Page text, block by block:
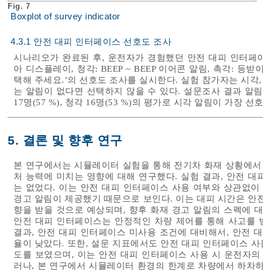
Fig. 7
Boxplot of survey indicator
4.3.1 안전 대피 인터페이스 선호도 조사
시나리오가 완료된 후, 운전자가 경험했던 안전 대피 인터
아 디스플레이, 청각: BEEP ~ BEEP 이어콘 알림, 촉각: 등
택해 주세요.’의 선호도 조사를 실시한다. 실험 참가자는 시
는 알림이 없다면 선택하지 않을 수 있다. 설문조사 결과 알
17명(57 %), 청각 16명(53 %)의 평가로 시각 알림이 가장 선
5. 결론 및 향후 연구
본 연구에서는 시뮬레이터 실험을 통해 전기차 화재 상황에
처 능력에 미치는 영향에 대해 연구했다. 실험 결과, 안전
는 없었다. 이는 안전 대피 인터페이스 사용 여부와 상관없
경고 알림이 제공했기 때문으로 보인다. 이는 대피 시간은
향을 받을 것으로 예상되며, 향후 화재 경고 알림의 스펙에
안전 대피 인터페이스는 안정적인 차량 제어를 통해 사고
결과, 안전 대피 인터페이스 미사용 조건에 대비해서, 안전
율이 낮았다. 또한, 설문 지표에서도 안전 대피 인터페이스
도를 보였으며, 이는 안전 대피 인터페이스 사용 시 운전자
러나, 본 연구에서 시뮬레이터 환경의 한계로 차량에서 하차